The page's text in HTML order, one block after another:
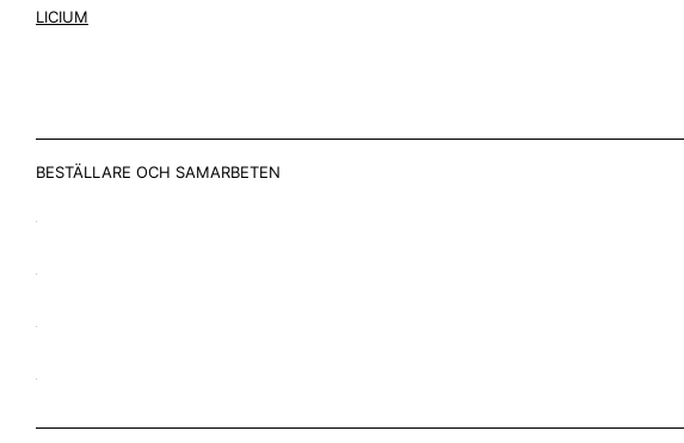
LICIUM
BESTÄLLARE OCH SAMARBETEN